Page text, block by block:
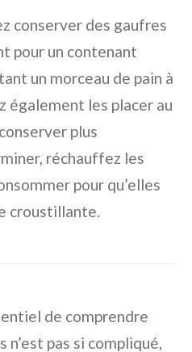
conserver des gaufres
pour un contenant
un morceau de pain à
également les placer au
plus
réchauffez les
pour qu’elles
croustillante.
de comprendre
pas si compliqué,